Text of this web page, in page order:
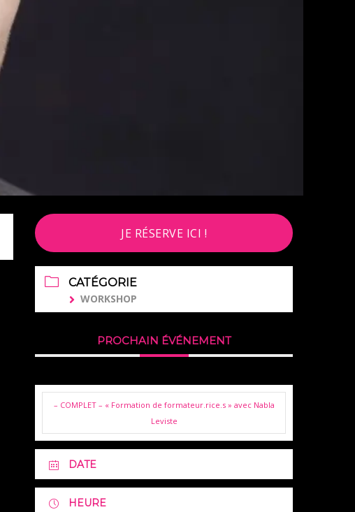
JE RÉSERVE ICI !
CATÉGORIE
WORKSHOP
PROCHAIN ÉVÉNEMENT
– COMPLET – « Formation de formateur.rice.s » avec Nabla
Leviste
DATE
HEURE